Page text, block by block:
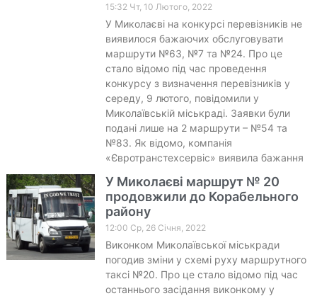
15:32 Чт, 10 Лютого, 2022
У Миколаєві на конкурсі перевізників не
виявилося бажаючих обслуговувати
маршрути №63, №7 та №24. Про це
стало відомо під час проведення
конкурсу з визначення перевізників у
середу, 9 лютого, повідомили у
Миколаївській міськраді. Заявки були
подані лише на 2 маршрути – №54 та
№83. Як відомо, компанія
«Євротранстехсервіс» виявила бажання
У Миколаєві маршрут № 20
продовжили до Корабельного
району
12:00 Ср, 26 Січня, 2022
Виконком Миколаївської міськради
погодив зміни у схемі руху маршрутного
таксі №20. Про це стало відомо під час
останнього засідання виконкому у